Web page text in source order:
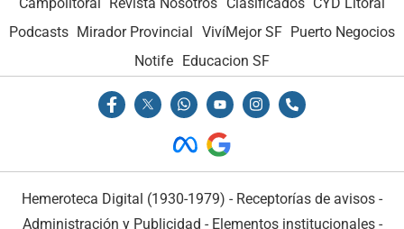
Podcasts Mirador Provincial VivíMejor SF Puerto Negocios
Notife Educacion SF
Hemeroteca Digital (1930-1979) - Receptorías de avisos -
Administración y Publicidad - Elementos institucionales-